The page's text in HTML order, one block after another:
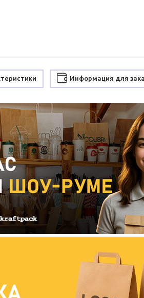
Информация для